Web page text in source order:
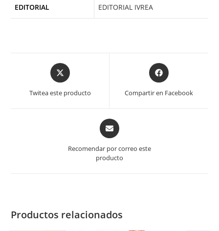
EDITORIAL EDITORIAL IVREA
Opens
in
new
Twitea este producto
Opens
in
a
new
Compartir en Facebook
Opens
in
new
Recomendar por correo este
producto
Productos relacionados